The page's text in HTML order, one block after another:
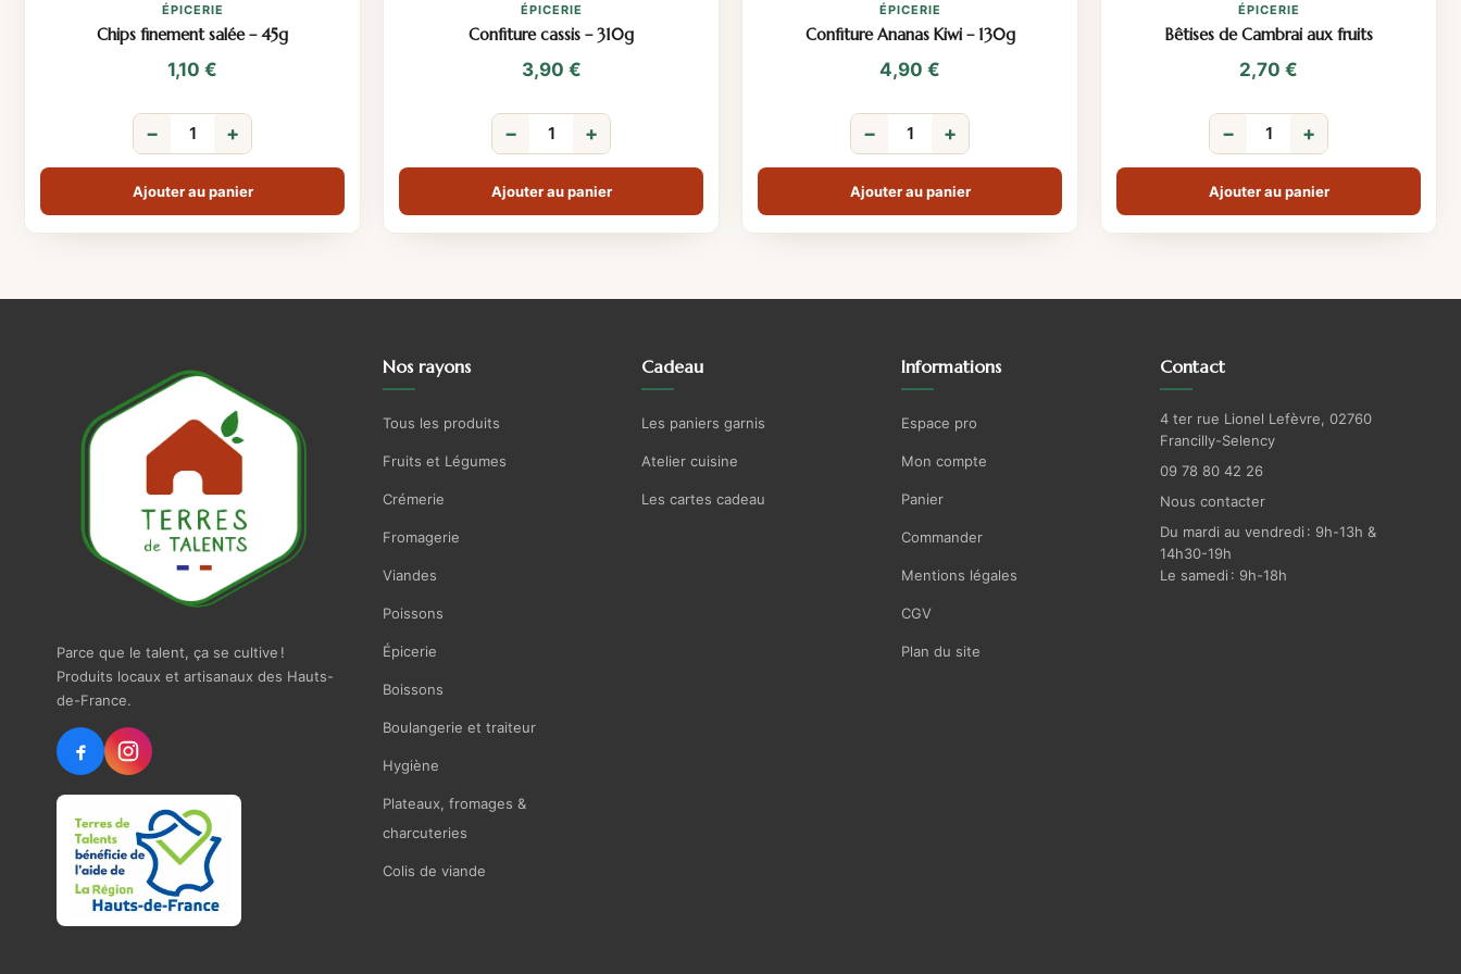
ÉPICERIE
Chips finement salée – 45g
1,10 €
− +
Ajouter au panier
ÉPICERIE
Confiture cassis – 310g
3,90 €
− +
Ajouter au panier
ÉPICERIE
Confiture Ananas Kiwi – 130g
4,90 €
− +
Ajouter au panier
ÉPICERIE
Bêtises de Cambrai aux fruits
2,70 €
− +
Ajouter au panier
Parce que le talent, ça se cultive !
Produits locaux et artisanaux des Hauts-
de-France.
Nos rayons
Tous les produits
Fruits et Légumes
Crémerie
Fromagerie
Viandes
Poissons
Épicerie
Boissons
Boulangerie et traiteur
Hygiène
Plateaux, fromages &
charcuteries
Colis de viande
Cadeau
Les paniers garnis
Atelier cuisine
Les cartes cadeau
Informations
Espace pro
Mon compte
Panier
Commander
Mentions légales
CGV
Plan du site
Contact
4 ter rue Lionel Lefèvre, 02760
Francilly-Selency
09 78 80 42 26
Nous contacter
Du mardi au vendredi : 9h-13h &
14h30-19h
Le samedi : 9h-18h